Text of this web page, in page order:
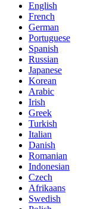
English
French
German
Portuguese
Spanish
Russian
Japanese
Korean
Arabic
Irish
Greek
Turkish
Italian
Danish
Romanian
Indonesian
Czech
Afrikaans
Swedish